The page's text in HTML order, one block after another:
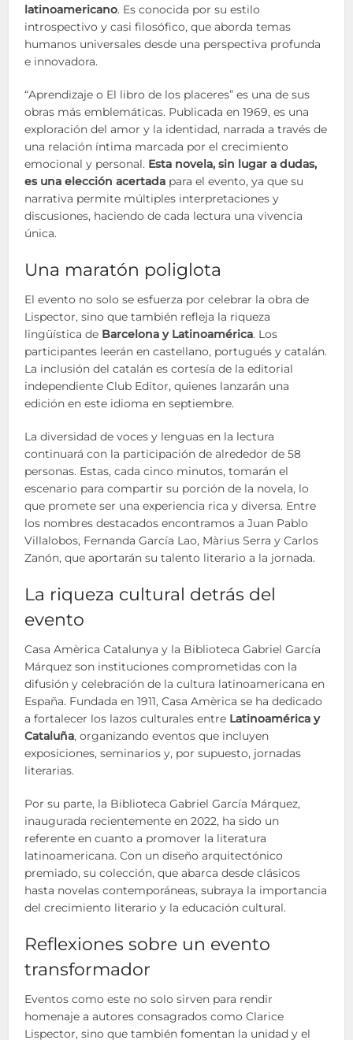
latinoamericano. Es conocida por su estilo
introspectivo y casi filosófico, que aborda temas
humanos universales desde una perspectiva profunda
e innovadora.
“Aprendizaje o El libro de los placeres” es una de sus
obras más emblemáticas. Publicada en 1969, es una
exploración del amor y la identidad, narrada a través de
una relación íntima marcada por el crecimiento
emocional y personal. Esta novela, sin lugar a dudas,
es una elección acertada para el evento, ya que su
narrativa permite múltiples interpretaciones y
discusiones, haciendo de cada lectura una vivencia
única.
Una maratón poliglota
El evento no solo se esfuerza por celebrar la obra de
Lispector, sino que también refleja la riqueza
lingüística de Barcelona y Latinoamérica. Los
participantes leerán en castellano, portugués y catalán.
La inclusión del catalán es cortesía de la editorial
independiente Club Editor, quienes lanzarán una
edición en este idioma en septiembre.
La diversidad de voces y lenguas en la lectura
continuará con la participación de alrededor de 58
personas. Estas, cada cinco minutos, tomarán el
escenario para compartir su porción de la novela, lo
que promete ser una experiencia rica y diversa. Entre
los nombres destacados encontramos a Juan Pablo
Villalobos, Fernanda García Lao, Màrius Serra y Carlos
Zanón, que aportarán su talento literario a la jornada.
La riqueza cultural detrás del
evento
Casa Amèrica Catalunya y la Biblioteca Gabriel García
Márquez son instituciones comprometidas con la
difusión y celebración de la cultura latinoamericana en
España. Fundada en 1911, Casa Amèrica se ha dedicado
a fortalecer los lazos culturales entre Latinoamérica y
Cataluña, organizando eventos que incluyen
exposiciones, seminarios y, por supuesto, jornadas
literarias.
Por su parte, la Biblioteca Gabriel García Márquez,
inaugurada recientemente en 2022, ha sido un
referente en cuanto a promover la literatura
latinoamericana. Con un diseño arquitectónico
premiado, su colección, que abarca desde clásicos
hasta novelas contemporáneas, subraya la importancia
del crecimiento literario y la educación cultural.
Reflexiones sobre un evento
transformador
Eventos como este no solo sirven para rendir
homenaje a autores consagrados como Clarice
Lispector, sino que también fomentan la unidad y el